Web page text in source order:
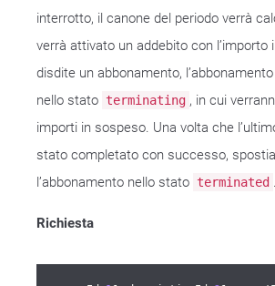
interrotto, il canone del periodo verrà
verrà attivato un addebito con l’importo
disdite un abbonamento,
nello stato terminating , in cui
importi in sospeso. Una volta che
stato completato con successo,
l’abbonamento nello stato terminated
Richiesta